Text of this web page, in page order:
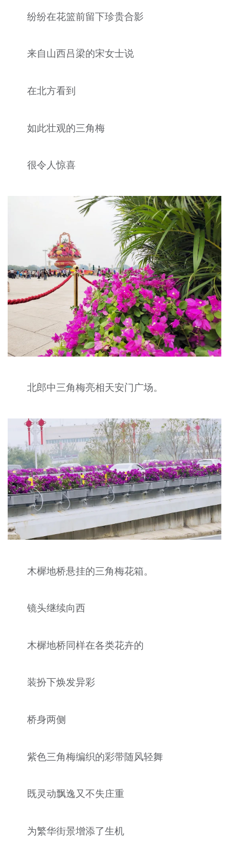
纷纷在花篮前留下珍贵合影
来自山西吕梁的宋女士说
在北方看到
如此壮观的三角梅
很令人惊喜
北郎中三角梅亮相天安门广场。
木樨地桥悬挂的三角梅花箱。
镜头继续向西
木樨地桥同样在各类花卉的
装扮下焕发异彩
桥身两侧
紫色三角梅编织的彩带随风轻舞
既灵动飘逸又不失庄重
为繁华街景增添了生机